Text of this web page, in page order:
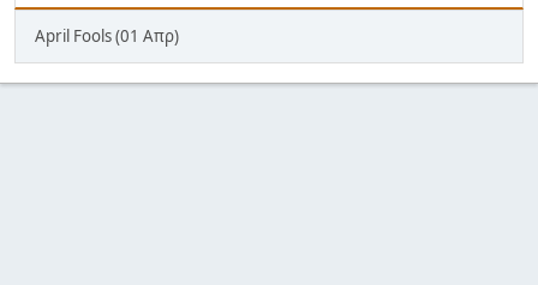
April Fools (01 Απρ)